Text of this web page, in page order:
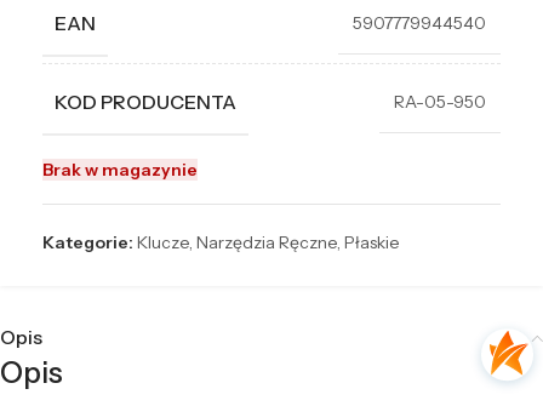
EAN 5907779944540
KOD PRODUCENTA RA-05-950
Brak w magazynie
Kategorie: Klucze, Narzędzia Ręczne, Płaskie
Opis
Opis